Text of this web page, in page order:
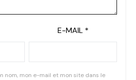
E-MAIL *
nom, mon e-mail et mon site dans le